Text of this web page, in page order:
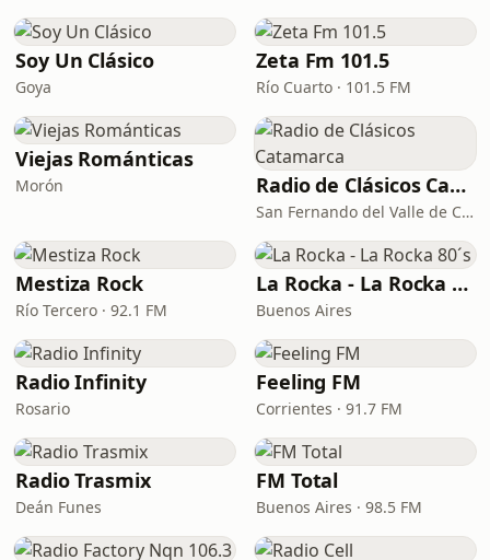
Soy Un Clásico
Goya
Zeta Fm 101.5
Río Cuarto · 101.5 FM
Viejas Románticas
Morón Radio de Clásicos Catamarca
San Fernando del Valle de Catamarca · 93.5 FM
Mestiza Rock
Río Tercero · 92.1 FM
La Rocka - La Rocka 80´s
Buenos Aires
Radio Infinity
Rosario
Feeling FM
Corrientes · 91.7 FM
Radio Trasmix
Deán Funes
FM Total
Buenos Aires · 98.5 FM